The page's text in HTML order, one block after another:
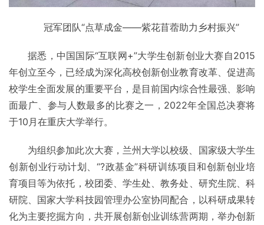
冠军团队“点草成金——紫花苜蓿助力乡村振兴”
据悉，中国国际“互联网+”大学生创新创业大赛自2015
年创立至今，已经成为深化高校创新创业教育改革、促进高
校学生全面发展的重要平台，是目前国内综合性最强、影响
面最广、参与人数最多的比赛之一，2022年全国总决赛将
于10月在重庆大学举行。
为组织参加此次大赛，兰州大学以校级、国家级大学生
创新创业行动计划、“?政基金”科研训练项目和创新创业培
育项目等为依托，校团委、学生处、教务处、研究生院、科
研院、国家大学科技园管理办公室协同配合，以科研成果转
化为主要挖掘方向，共开展创新创业训练营两期，举办创新